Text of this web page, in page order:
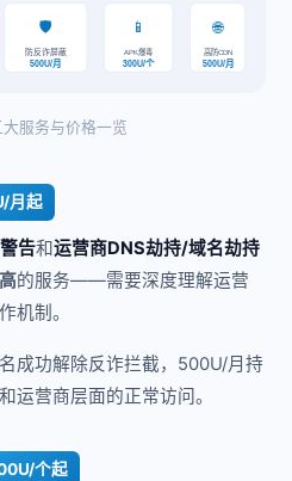
🛡️
防反诈屏蔽
500U/月
📱
APK爆毒
300U/个
🌐
高防CDN
500U/月
服务与价格一览
月起
告和运营商DNS劫持/域名劫持
的服务——需要深度理解运营
机制。
成功解除反诈拦截，500U/月持
运营商层面的正常访问。
个起